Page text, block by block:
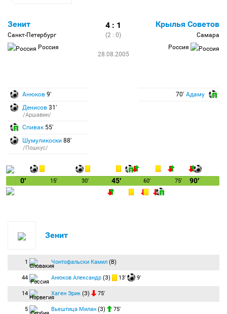
Зенит
Санкт-Петербург
Россия
4 : 1
(2 : 0)
28.08.2005
Крылья Советов
Самара
Россия
Анюков 9′
Денисов 31′
/Аршавин/
Спивак 55′
Шумуликоски 88′
/Пошкус/
70′ Адаму
0′ 15′ 30′ 45′ 60′ 75′ 90′
Зенит
1 Чонтофальски Камил (В)
44 Анюков Александр (З) 13′ 9′
14 Хаген Эрик (З) 75′
5 Вьештица Милан (З) 75′